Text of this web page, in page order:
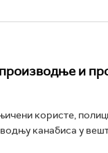
и
користе,
канабиса у